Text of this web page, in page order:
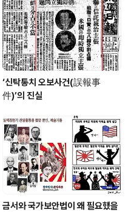
르게 사는 삶
사는가..
‘신탁통치 오보사건(誤報事
件)’의 진실
금서와 국가보안법이 왜 필요했을